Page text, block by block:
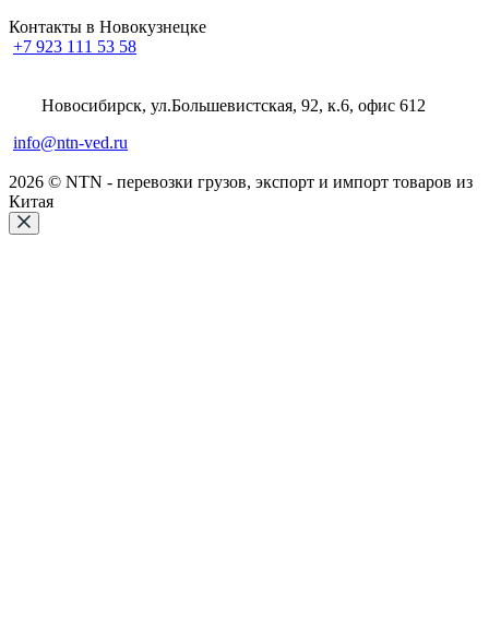
Контакты в Новокузнецке
+7 923 111 53 58
Новосибирск, ул.Большевистская, 92, к.6, офис 612
info@ntn-ved.ru
2026 © NTN - перевозки грузов, экспорт и импорт товаров из
Китая